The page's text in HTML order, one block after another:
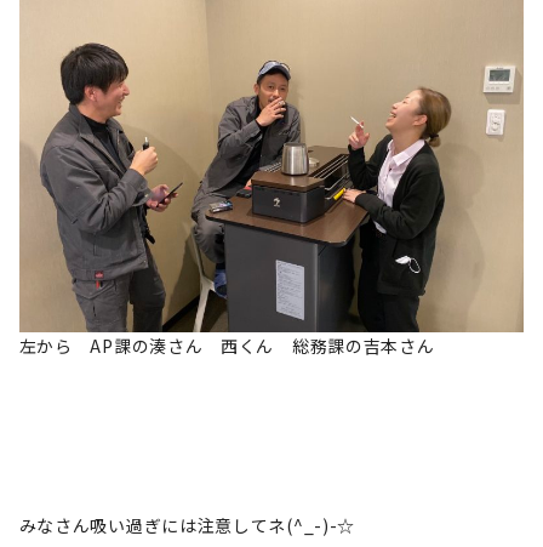
左から AP課の湊さん 西くん 総務課の吉本さん
みなさん吸い過ぎには注意してネ(^_-)-☆